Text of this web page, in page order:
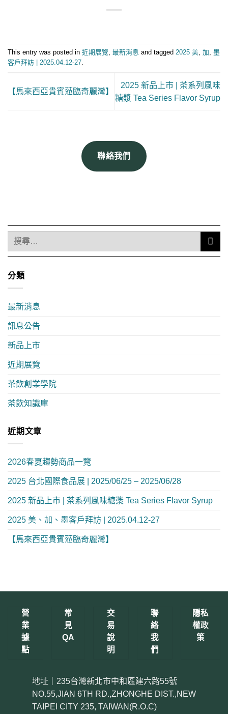
This entry was posted in 近期展覽 最新消息 and tagged 2025 美 加 墨
客戶拜訪 | 2025.04.12-27
【馬來西亞貴賓蒞臨奇麗灣】
2025 新品上市 | 茶系列風味
糖漿 Tea Series Flavor Syrup
聯絡我們
分類
最新消息
訊息公告
新品上市
近期展覽
茶飲創業學院
茶飲知識庫
近期文章
2026春夏趨勢商品一覽
2025 台北國際食品展 | 2025/06/25 – 2025/06/28
2025 新品上市 | 茶系列風味糖漿 Tea Series Flavor Syrup
2025 美、加、墨客戶拜訪 | 2025.04.12-27
【馬來西亞貴賓蒞臨奇麗灣】
營
業
據
點
常
見
QA
交
易
說
明
聯
絡
我
們
隱私
權政
策
地址｜235台灣新北市中和區建六路55號
NO.55,JIAN 6TH RD.,ZHONGHE DIST.,NEW
TAIPEI CITY 235, TAIWAN(R.O.C)